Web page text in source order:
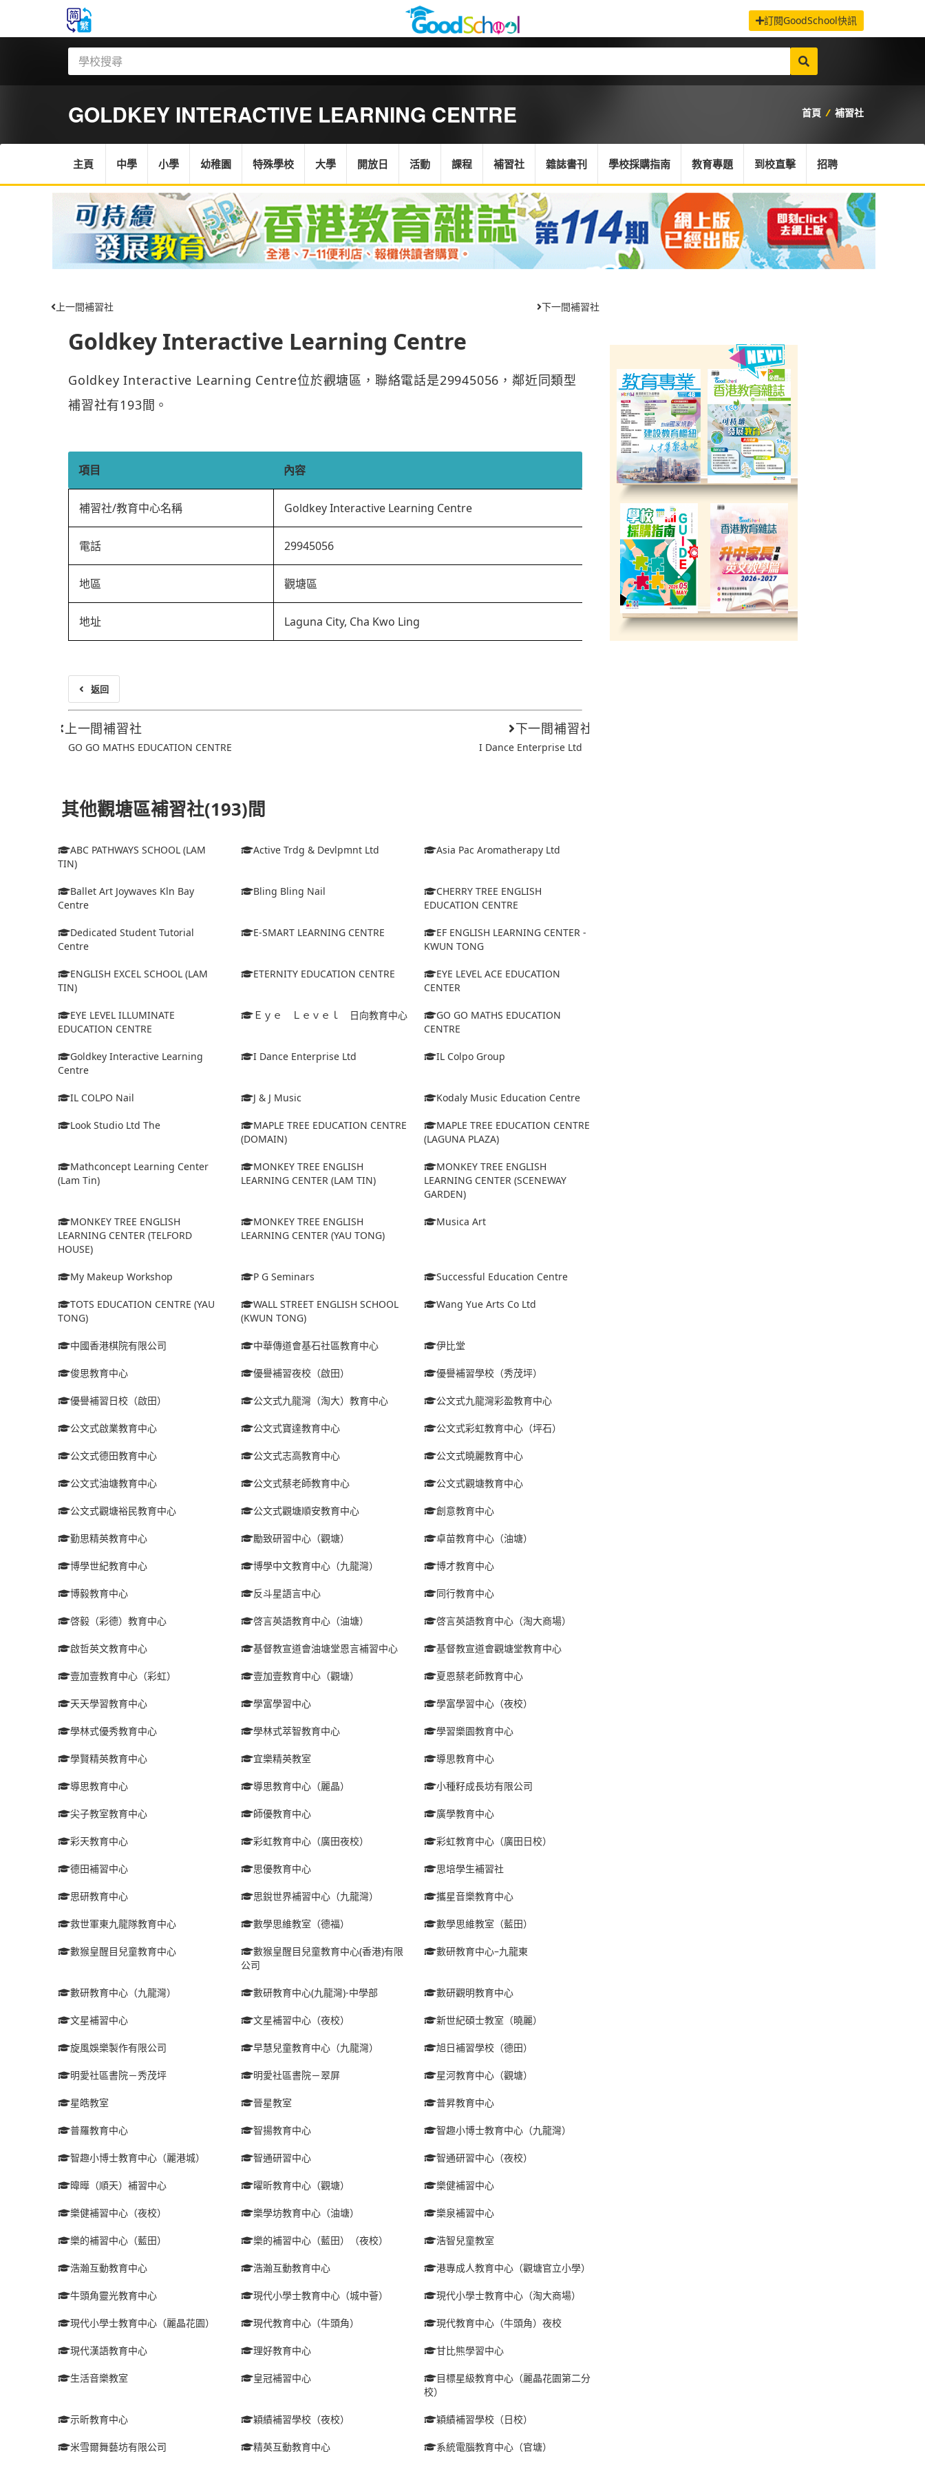
訂閱GoodSchool快訊
GOLDKEY INTERACTIVE LEARNING CENTRE 首頁 / 補習社
主頁 中學 小學 幼稚園 特殊學校 大學 開放日 活動 課程 補習社 雜誌書刊 學校採購指南 教育專題 到校直擊 招聘
上一間補習社 下一間補習社
Goldkey Interactive Learning Centre
Goldkey Interactive Learning Centre位於觀塘區，聯絡電話是29945056，鄰近同類型
補習社有193間。
項目 內容
補習社/教育中心名稱 Goldkey Interactive Learning Centre
電話 29945056
地區 觀塘區
地址 Laguna City, Cha Kwo Ling
返回
上一間補習社
GO GO MATHS EDUCATION CENTRE
下一間補習社
I Dance Enterprise Ltd
其他觀塘區補習社(193)間
ABC PATHWAYS SCHOOL (LAM
TIN)
Active Trdg & Devlpmnt Ltd Asia Pac Aromatherapy Ltd
Ballet Art Joywaves Kln Bay
Centre
Bling Bling Nail
CHERRY TREE ENGLISH
EDUCATION CENTRE
Dedicated Student Tutorial
Centre
E-SMART LEARNING CENTRE
EF ENGLISH LEARNING CENTER -
KWUN TONG
ENGLISH EXCEL SCHOOL (LAM
TIN)
ETERNITY EDUCATION CENTRE
EYE LEVEL ACE EDUCATION
CENTER
EYE LEVEL ILLUMINATE
EDUCATION CENTRE
Ｅｙｅ Ｌｅｖｅｌ 日向教育中心
GO GO MATHS EDUCATION
CENTRE
Goldkey Interactive Learning
Centre
I Dance Enterprise Ltd IL Colpo Group
IL COLPO Nail J & J Music Kodaly Music Education Centre
Look Studio Ltd The
MAPLE TREE EDUCATION CENTRE
(DOMAIN)
MAPLE TREE EDUCATION CENTRE
(LAGUNA PLAZA)
Mathconcept Learning Center
(Lam Tin)
MONKEY TREE ENGLISH
LEARNING CENTER (LAM TIN)
MONKEY TREE ENGLISH
LEARNING CENTER (SCENEWAY
GARDEN)
MONKEY TREE ENGLISH
LEARNING CENTER (TELFORD
HOUSE)
MONKEY TREE ENGLISH
LEARNING CENTER (YAU TONG)
Musica Art
My Makeup Workshop P G Seminars Successful Education Centre
TOTS EDUCATION CENTRE (YAU
TONG)
WALL STREET ENGLISH SCHOOL
(KWUN TONG)
Wang Yue Arts Co Ltd
中國香港棋院有限公司 中華傳道會基石社區教育中心 伊比堂
俊思教育中心 優譽補習夜校（啟田） 優譽補習學校（秀茂坪）
優譽補習日校（啟田） 公文式九龍灣（淘大）教育中心 公文式九龍灣彩盈教育中心
公文式啟業教育中心 公文式寶達教育中心 公文式彩虹教育中心（坪石）
公文式德田教育中心 公文式志高教育中心 公文式曉麗教育中心
公文式油塘教育中心 公文式蔡老師教育中心 公文式觀塘教育中心
公文式觀塘裕民教育中心 公文式觀塘順安教育中心 創意教育中心
勤思精英教育中心 勵致研習中心（觀塘） 卓苗教育中心（油塘）
博學世紀教育中心 博學中文教育中心（九龍灣） 博才教育中心
博毅教育中心 反斗星語言中心 同行教育中心
啓毅（彩德）教育中心 啓言英語教育中心（油塘） 啓言英語教育中心（淘大商場）
啟哲英文教育中心 基督教宣道會油塘堂恩言補習中心 基督教宣道會觀塘堂教育中心
壹加壹教育中心（彩虹） 壹加壹教育中心（觀塘） 夏恩蔡老師教育中心
天天學習教育中心 學富學習中心 學富學習中心（夜校）
學林式優秀教育中心 學林式萃智教育中心 學習樂園教育中心
學賢精英教育中心 宜樂精英教室 導思教育中心
導思教育中心 導思教育中心（麗晶） 小種籽成長坊有限公司
尖子教室教育中心 師優教育中心 廣學教育中心
彩天教育中心 彩虹教育中心（廣田夜校） 彩虹教育中心（廣田日校）
德田補習中心 思優教育中心 思培學生補習社
思研教育中心 思銳世界補習中心（九龍灣） 攜星音樂教育中心
救世軍東九龍隊教育中心 數學思維教室（德福） 數學思維教室（藍田）
數猴皇醒目兒童教育中心
數猴皇醒目兒童教育中心(香港)有限
公司
數研教育中心–九龍東
數研教育中心（九龍灣） 數研教育中心(九龍灣)-中學部 數研觀明教育中心
文星補習中心 文星補習中心（夜校） 新世紀碩士教室（曉麗）
旋風娛樂製作有限公司 早慧兒童教育中心（九龍灣） 旭日補習學校（德田）
明愛社區書院－秀茂坪 明愛社區書院－翠屏 星河教育中心（觀塘）
星皓教室 晉星教室 普昇教育中心
普羅教育中心 智揚教育中心 智趣小博士教育中心（九龍灣）
智趣小博士教育中心（麗港城） 智通研習中心 智通研習中心（夜校）
暐曄（順天）補習中心 曜昕教育中心（觀塘） 樂健補習中心
樂健補習中心（夜校） 樂學坊教育中心（油塘） 樂泉補習中心
樂的補習中心（藍田） 樂的補習中心（藍田）（夜校） 浩智兒童教室
浩瀚互動教育中心 浩瀚互動教育中心 港專成人教育中心（觀塘官立小學）
牛頭角靈光教育中心 現代小學士教育中心（城中薈） 現代小學士教育中心（淘大商場）
現代小學士教育中心（麗晶花園） 現代教育中心（牛頭角） 現代教育中心（牛頭角）夜校
現代漢語教育中心 理好教育中心 甘比熊學習中心
生活音樂教室 皇冠補習中心
目標星級教育中心（麗晶花園第二分
校）
示昕教育中心 穎績補習學校（夜校） 穎績補習學校（日校）
米雪爾舞藝坊有限公司 精英互動教育中心 系統電腦教育中心（官塘）